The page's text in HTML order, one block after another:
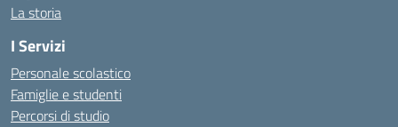
La storia
I Servizi
Personale scolastico
Famiglie e studenti
Percorsi di studio